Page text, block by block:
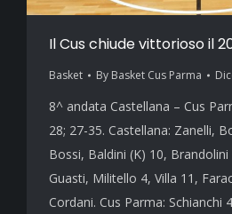
Il Cus chiude vittorioso il
Basket By Basket Cus Parma
8^ andata Castellana – Cus
28; 27-35. Castellana: Zanelli,
Bossi, Baldini (K) 10,
Guasti, Militello 4, Villa 11,
Cordani. Cus Parma: Schianchi